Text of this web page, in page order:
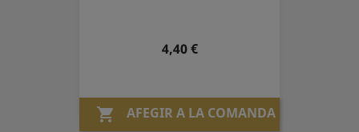
Preu
4,40 €
 AFEGIR A LA COMANDA